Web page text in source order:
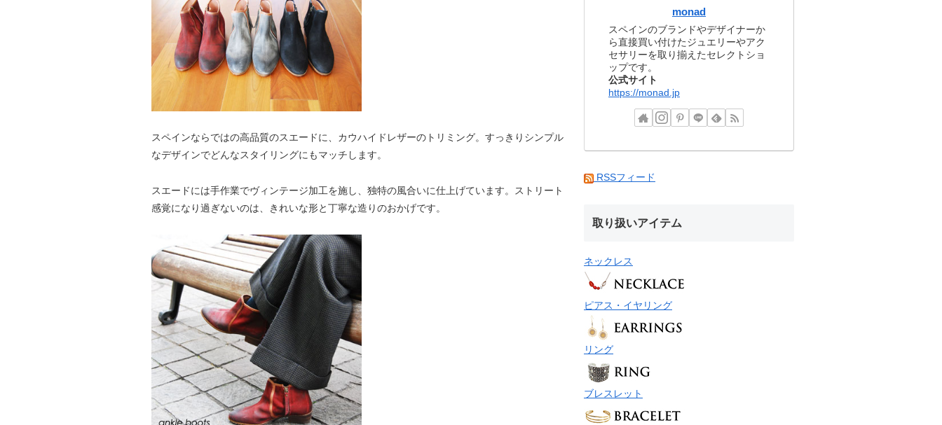
スペインならではの高品質のスエードに、カウハイドレザーのトリミング。すっきりシンプル
なデザインでどんなスタイリングにもマッチします。
スエードには手作業でヴィンテージ加工を施し、独特の風合いに仕上げています。ストリート
感覚になり過ぎないのは、きれいな形と丁寧な造りのおかげです。
monad
スペインのブランドやデザイナーか
ら直接買い付けたジュエリーやアク
セサリーを取り揃えたセレクトショ
ップです。
公式サイト
https://monad.jp
RSSフィード
取り扱いアイテム
ネックレス
ピアス・イヤリング
リング
ブレスレット